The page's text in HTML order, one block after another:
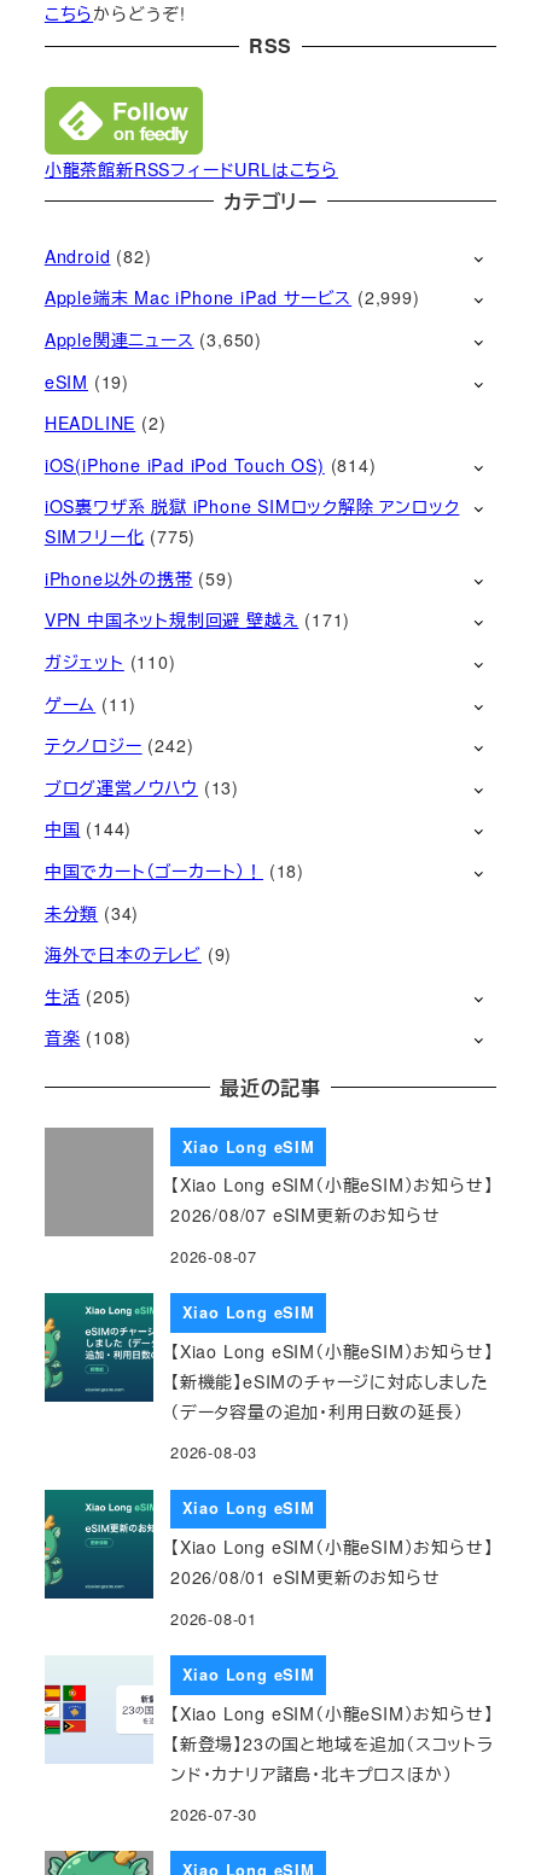
こちらからどうぞ!
RSS
小龍茶館新RSSフィードURLはこちら
カテゴリー
Android (82)
Apple端末 Mac iPhone iPad サービス (2,999)
Apple関連ニュース (3,650)
eSIM (19)
HEADLINE (2)
iOS(iPhone iPad iPod Touch OS) (814)
iOS裏ワザ系 脱獄 iPhone SIMロック解除 アンロック
SIMフリー化 (775)
iPhone以外の携帯 (59)
VPN 中国ネット規制回避 壁越え (171)
ガジェット (110)
ゲーム (11)
テクノロジー (242)
ブログ運営ノウハウ (13)
中国 (144)
中国でカート（ゴーカート）！
(18)
未分類 (34)
海外で日本のテレビ (9)
生活 (205)
音楽 (108)
最近の記事
Xiao Long eSIM
【Xiao Long eSIM（小龍eSIM）お知らせ】
2026/08/07 eSIM更新のお知らせ
2026-08-07
Xiao Long eSIM
【Xiao Long eSIM（小龍eSIM）お知らせ】
【新機能】eSIMのチャージに対応しました
（データ容量の追加・利用日数の延長）
2026-08-03
Xiao Long eSIM
【Xiao Long eSIM（小龍eSIM）お知らせ】
2026/08/01 eSIM更新のお知らせ
2026-08-01
Xiao Long eSIM
【Xiao Long eSIM（小龍eSIM）お知らせ】
【新登場】23の国と地域を追加（スコットラ
ンド・カナリア諸島・北キプロスほか）
2026-07-30
Xiao Long eSIM